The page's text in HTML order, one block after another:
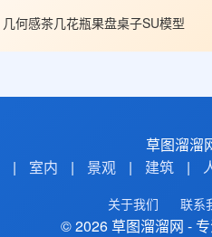
几何感茶几花瓶果盘桌子SU模型
草图溜溜
| 室内 | 景观 | 建筑 |
关于我们 联系
© 2026 草图溜溜网 -